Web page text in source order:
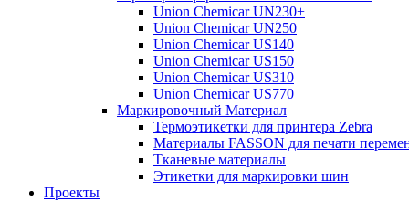
Union Chemicar UN230+
Union Chemicar UN250
Union Chemicar US140
Union Chemicar US150
Union Chemicar US310
Union Chemicar US770
Маркировочный Материал
Термоэтикетки для принтера Zebra
Материалы FASSON для печати
Тканевые материалы
Этикетки для маркировки шин
Проекты